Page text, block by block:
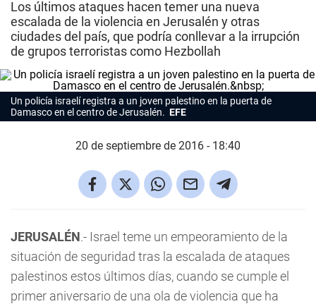
Los últimos ataques hacen temer una nueva
escalada de la violencia en Jerusalén y otras
ciudades del país, que podría conllevar a la irrupción
de grupos terroristas como Hezbollah
Un policía israelí registra a un joven palestino en la puerta de
Damasco en el centro de Jerusalén. EFE
20 de septiembre de 2016 - 18:40
JERUSALÉN.- Israel teme un empeoramiento de la
situación de seguridad tras la escalada de ataques
palestinos estos últimos días, cuando se cumple el
primer aniversario de una ola de violencia que ha